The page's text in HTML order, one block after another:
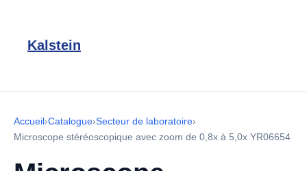
Kalstein
Accueil›Catalogue›Secteur de laboratoire›
Microscope stéréoscopique avec zoom de 0,8x à 5,0x YR06654